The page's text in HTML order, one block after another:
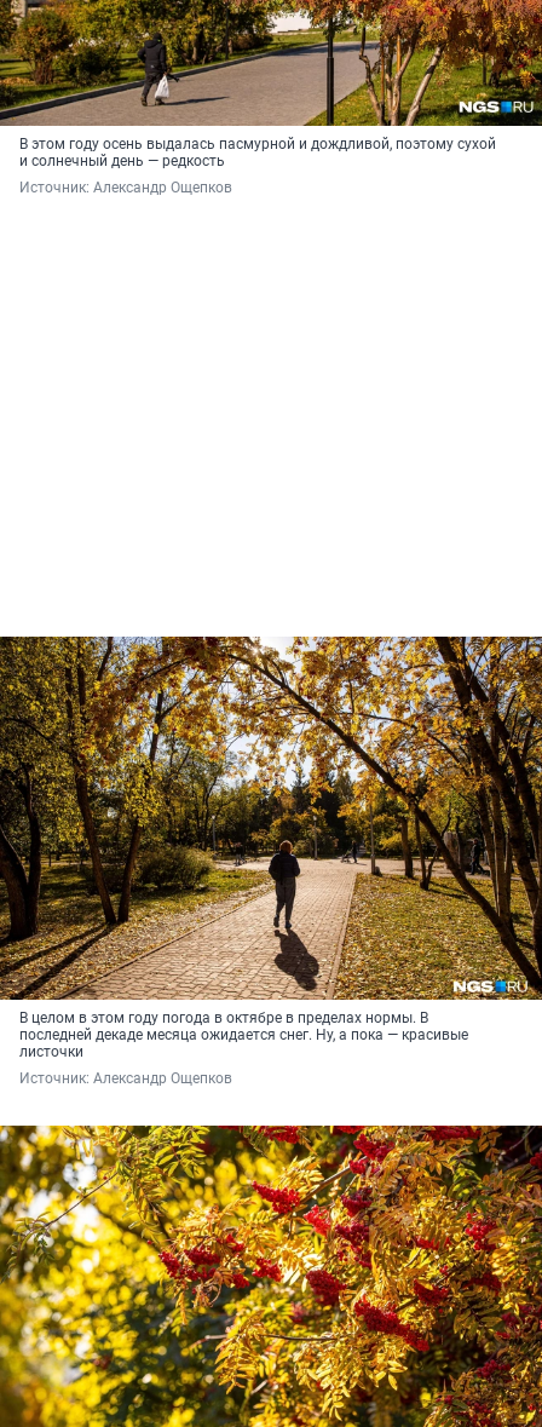
В этом году осень выдалась пасмурной и дождливой, поэтому сухой
и солнечный день — редкость
Источник: Александр Ощепков
В целом в этом году погода в октябре в пределах нормы. В
последней декаде месяца ожидается снег. Ну, а пока — красивые
листочки
Источник: Александр Ощепков